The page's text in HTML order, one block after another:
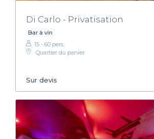
Di Carlo - Privatisation
Bar à vin
15 - 60 pers.
Quartier du panier
Sur devis